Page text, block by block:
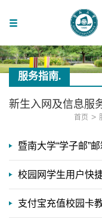
服务指南.
新生入网及信息服
首页 >
暨南大学“学子邮”
校园网学生用户快
支付宝充值校园卡